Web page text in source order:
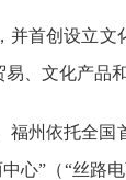
首创设立
、文化产品
州依托全
心”（“丝路